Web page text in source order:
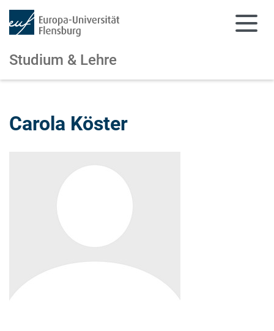
Studium & Lehre
Carola Köster